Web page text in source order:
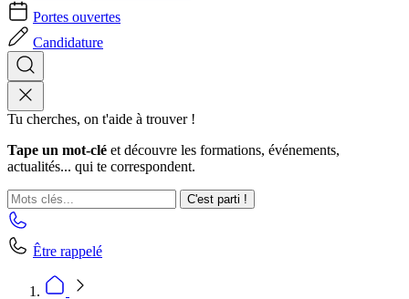
Portes ouvertes
Candidature
Tu cherches, on t'aide à trouver !
Tape un mot-clé et découvre les formations, événements,
actualités... qui te correspondent.
C'est parti !
Être rappelé